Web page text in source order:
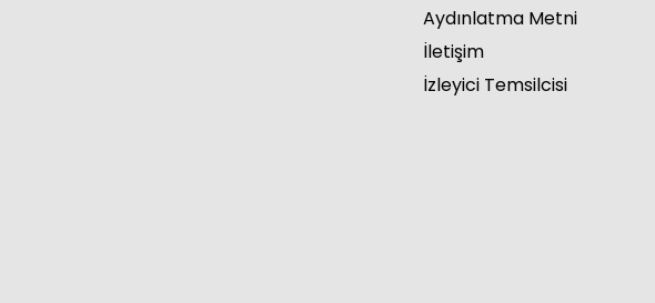
Aydınlatma Metni
İletişim
İzleyici Temsilcisi